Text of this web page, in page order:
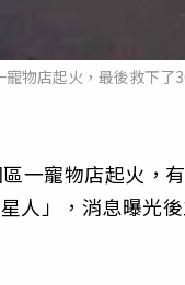
物店起火，最後救下了
一寵物店起火，
人」，消息曝光